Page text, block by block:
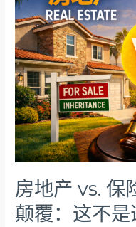
房地产 vs. 保
颠覆：这不
产
vs.
保
险？
顶
级
富
豪
的
思
维
颠
覆：
这